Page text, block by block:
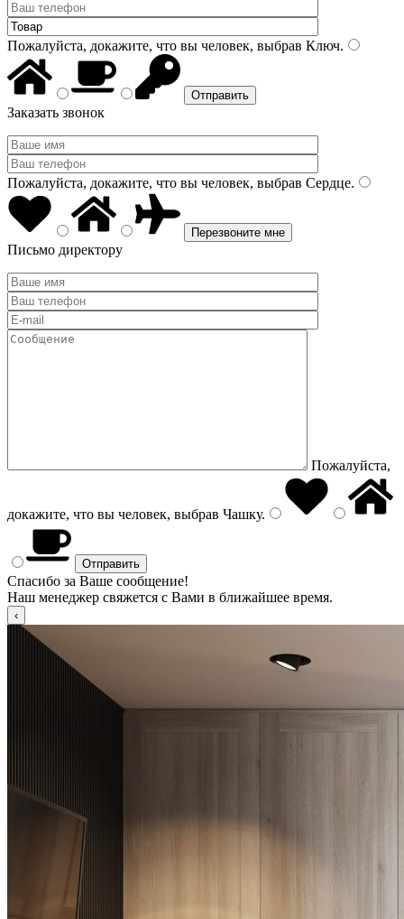
Пожалуйста, докажите, что вы человек, выбрав Ключ.
Заказать звонок
Пожалуйста, докажите, что вы человек, выбрав Сердце.
Письмо директору
Пожалуйста,
докажите, что вы человек, выбрав Чашку.
Спасибо за Ваше сообщение!
Наш менеджер свяжется с Вами в ближайшее время.